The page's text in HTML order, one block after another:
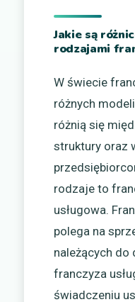
Jakie są
rodzajami
W świecie
różnych
różnią się
struktury oraz
rodzaje to
usługowa.
polega na
należących do
franczyza
świadczeniu